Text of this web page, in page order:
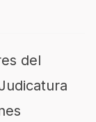
del